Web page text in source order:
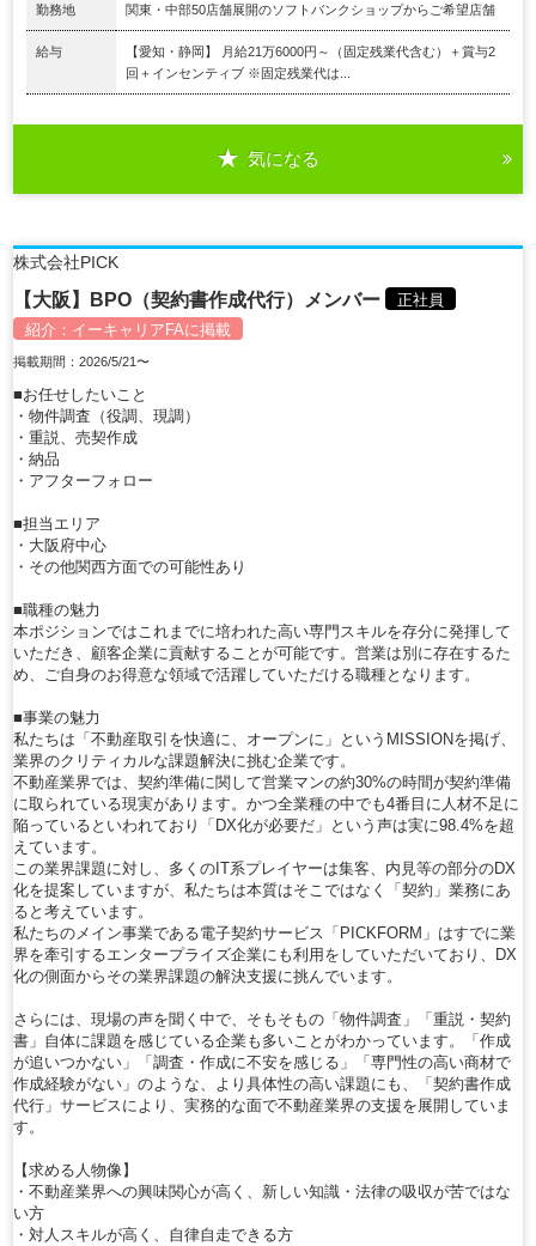
勤務地 関東・中部50店舗展開のソフトバンクショップからご希望店舗
給与
【愛知・静岡】 月給21万6000円～（固定残業代含む）＋賞与2
回＋インセンティブ ※固定残業代は...
気になる
株式会社PICK
【大阪】BPO（契約書作成代行）メンバー
正社員
紹介： イーキャリアFAに掲載
掲載期間：2026/5/21〜
■お任せしたいこと
・物件調査（役調、現調）
・重説、売契作成
・納品
・アフターフォロー
■担当エリア
・大阪府中心
・その他関西方面での可能性あり
■職種の魅力
本ポジションではこれまでに培われた高い専門スキルを存分に発揮して
いただき、顧客企業に貢献することが可能です。営業は別に存在するた
め、ご自身のお得意な領域で活躍していただける職種となります。
■事業の魅力
私たちは「不動産取引を快適に、オープンに」というMISSIONを掲げ、
業界のクリティカルな課題解決に挑む企業です。
不動産業界では、契約準備に関して営業マンの約30%の時間が契約準備
に取られている現実があります。かつ全業種の中でも4番目に人材不足に
陥っているといわれており「DX化が必要だ」という声は実に98.4%を超
えています。
この業界課題に対し、多くのIT系プレイヤーは集客、内見等の部分のDX
化を提案していますが、私たちは本質はそこではなく「契約」業務にあ
ると考えています。
私たちのメイン事業である電子契約サービス「PICKFORM」はすでに業
界を牽引するエンタープライズ企業にも利用をしていただいており、DX
化の側面からその業界課題の解決支援に挑んでいます。
さらには、現場の声を聞く中で、そもそもの「物件調査」「重説・契約
書」自体に課題を感じている企業も多いことがわかっています。「作成
が追いつかない」「調査・作成に不安を感じる」「専門性の高い商材で
作成経験がない」のような、より具体性の高い課題にも、「契約書作成
代行」サービスにより、実務的な面で不動産業界の支援を展開していま
す。
【求める人物像】
・不動産業界への興味関心が高く、新しい知識・法律の吸収が苦ではな
い方
・対人スキルが高く、自律自走できる方